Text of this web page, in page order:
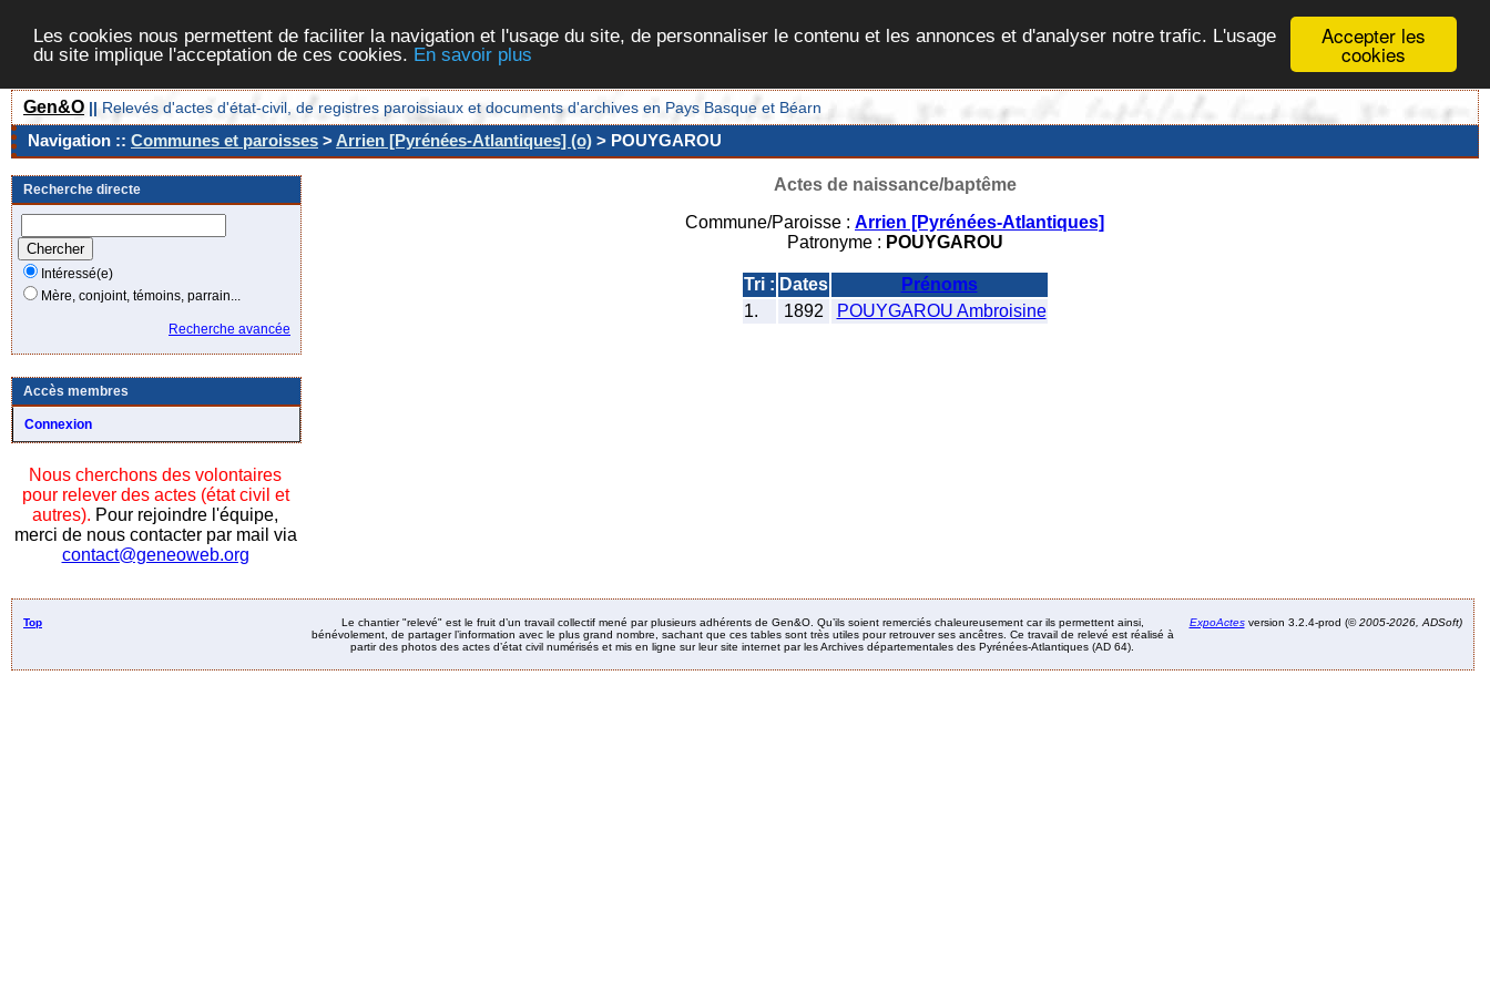
Accepter les
cookies
Les cookies nous permettent de faciliter la navigation et l'usage du site, de personnaliser le contenu et les annonces et d'analyser notre trafic. L'usage
du site implique l'acceptation de ces cookies. En savoir plus
Gen&O || Relevés d'actes d'état-civil, de registres paroissiaux et documents d'archives en Pays Basque et Béarn
Navigation :: Communes et paroisses >Arrien [Pyrénées-Atlantiques] (o) > POUYGAROU
Recherche directe
Intéressé(e)
Mère, conjoint, témoins, parrain...
Recherche avancée
Accès membres
Connexion
Nous cherchons des volontaires
pour relever des actes (état civil et
autres). Pour rejoindre l'équipe,
merci de nous contacter par mail via
contact@geneoweb.org
Actes de naissance/baptême
Commune/Paroisse : Arrien [Pyrénées-Atlantiques]
Patronyme : POUYGAROU
Tri : Dates
Prénoms
1.
1892 POUYGAROU Ambroisine
Top
Le chantier "relevé" est le fruit d’un travail collectif mené par plusieurs adhérents de Gen&O. Qu’ils soient remerciés chaleureusement car ils permettent ainsi,
bénévolement, de partager l’information avec le plus grand nombre, sachant que ces tables sont très utiles pour retrouver ses ancêtres. Ce travail de relevé est réalisé à
partir des photos des actes d’état civil numérisés et mis en ligne sur leur site internet par les Archives départementales des Pyrénées-Atlantiques (AD 64).
ExpoActesversion 3.2.4-prod (©2005-2026, ADSoft)